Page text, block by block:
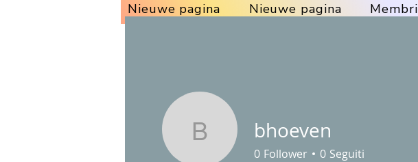
Nieuwe pagina Nieuwe pagina Membri
bhoevenbhoeven
0 Follower 0 Seguiti